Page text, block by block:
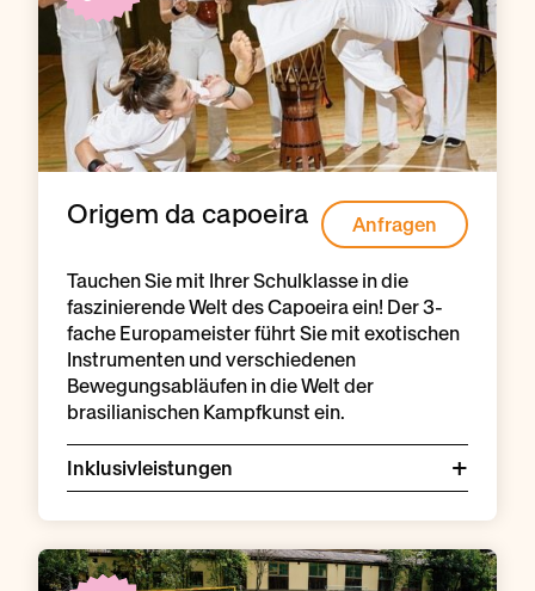
Origem da capoeira Anfragen
Tauchen Sie mit Ihrer Schulklasse in die
faszinierende Welt des Capoeira ein! Der 3-
fache Europameister führt Sie mit exotischen
Instrumenten und verschiedenen
Bewegungsabläufen in die Welt der
brasilianischen Kampfkunst ein.
Inklusivleistungen